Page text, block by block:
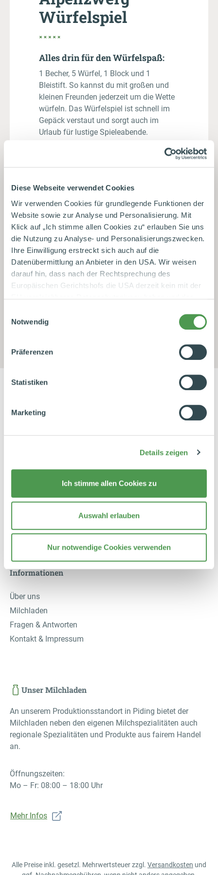
Diese Webseite verwendet Cookies
Wir verwenden Cookies für grundlegende Funktionen der
Website sowie zur Analyse und Personalisierung. Mit
Klick auf „Ich stimme allen Cookies zu“ erlauben Sie uns
die Nutzung zu Analyse- und Personalisierungszwecken.
Ihre Einwilligung erstreckt sich auch auf die
Datenübermittlung an Anbieter in den USA. Wir weisen
darauf hin, dass nach der Rechtsprechung des
Europäischen Gerichtshofs die USA derzeit kein mit der
staatliche Stellen besteht. Diese Zustimmung können Sie
jederzeit in den Cookie-Einstellungen, in denen Sie auch
weitere Details zu unseren Cookies finden, widerrufen
oder abstufen. Nähere Informationen zu Cookies finden
Notwendig
Präferenzen
Statistiken
Marketing
Details zeigen
Ich stimme allen Cookies zu
Auswahl erlauben
Nur notwendige Cookies verwenden
Würfelspiel
Alles drin für den Würfelspaß:
1 Becher, 5 Würfel, 1 Block und 1
Bleistift. So kannst du mit großen und
kleinen Freunden jederzeit um die Wette
würfeln. Das Würfelspiel ist schnell im
Gepäck verstaut und sorgt auch im
Urlaub für lustige Spieleabende.
IN DEN WARENKORB
Artikelnummer:
Shop Service
Bestellvorgang
Datenschutzerklärung
Informationen
Über uns
Milchladen
Fragen & Antworten
Kontakt & Impressum
Unser Milchladen
An unserem Produktionsstandort in Piding bietet der
Milchladen neben den eigenen Milchspezialitäten auch
regionale Spezialitäten und Produkte aus fairem Handel
an.
Öffnungszeiten:
Mo – Fr: 08:00 – 18:00 Uhr
Mehr Infos
Alle Preise inkl. gesetzl. Mehrwertsteuer zzgl. Versandkosten und